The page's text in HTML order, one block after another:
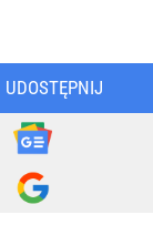
UDOSTĘPNIJ